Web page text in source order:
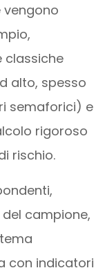
vengono
classiche
alto, spesso
semaforici) e
rigoroso
rischio.
campione,
con indicatori